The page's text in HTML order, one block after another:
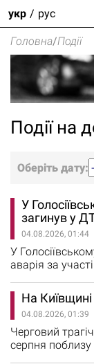
укр рус
Головна/Події
Події на
Оберіть дату:
У
загинув у
04.08.2026, 01:44
У
аварія за
загинув 26-
пасажирку з
попередніми
повертала
пропустила
На Київщині
04.08.2026, 01:39
Черговий
серпня поблизу